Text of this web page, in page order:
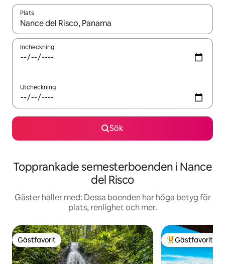
Plats
När resultaten är tillgängliga kan du navigera med upp- och
Incheckning
Utcheckning
Sök
Topprankade semesterboenden i Nance
del Risco
Gäster håller med: Dessa boenden har höga betyg för
plats, renlighet och mer.
Gästfavorit
Gästfavorit Populär
Gästfavorit